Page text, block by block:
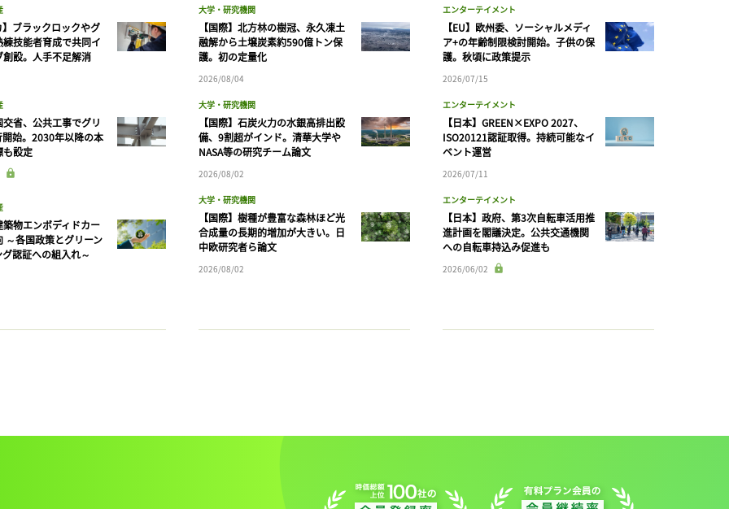
ブラックロックやグ
技能者育成で共同イ
創設。人手不足解消
省、公共工事でグリ
開始。2030年以降の本
も設定
物エンボディドカー
～各国政策とグリーン
認証への組入れ～
大学・研究機関
【国際】北方林の樹冠、永久凍土
融解から土壌炭素約590億トン保
護。初の定量化
2026/08/04
大学・研究機関
【国際】石炭火力の水銀高排出設
備、9割超がインド。清華大学や
NASA等の研究チーム論文
2026/08/02
大学・研究機関
【国際】樹種が豊富な森林ほど光
合成量の長期的増加が大きい。日
中欧研究者ら論文
2026/08/02
エンターテイメント
【EU】欧州委、ソーシャルメディ
ア+の年齢制限検討開始。子供の保
護。秋頃に政策提示
2026/07/15
エンターテイメント
【日本】GREEN×EXPO 2027、
ISO20121認証取得。持続可能なイ
ベント運営
2026/07/11
エンターテイメント
【日本】政府、第3次自転車活用推
進計画を閣議決定。公共交通機関
への自転車持込み促進も
2026/06/02